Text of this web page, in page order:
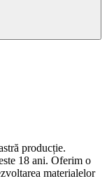
producție.
18 ani. Oferim o
materialelor